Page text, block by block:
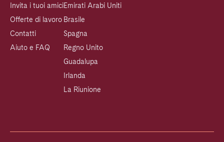
Invita i tuoi amici
Offerte di lavoro
Contatti
Aiuto e FAQ
Emirati Arabi Uniti
Brasile
Spagna
Regno Unito
Guadalupa
Irlanda
La Riunione